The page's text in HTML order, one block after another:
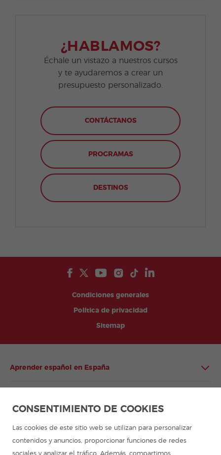
¿HABLAMOS?
Échale un vistazo a nuestros cursos
y te ayudaremos a crear un
presupuesto personalizado.
CONTÁCTANOS
PROGRAMAS
DESTINOS
Condiciones generales
Política de privacidad
Sitemap
Aprender español en España
Campamentos de verano
CONSENTIMIENTO DE COOKIES
Las cookies de este sitio web se utilizan para personalizar
contenidos y anuncios, proporcionar funciones de redes